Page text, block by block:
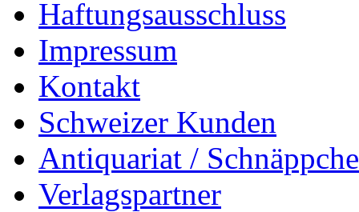
Haftungsausschluss
Impressum
Kontakt
Schweizer Kunden
Antiquariat /
Verlagspartner